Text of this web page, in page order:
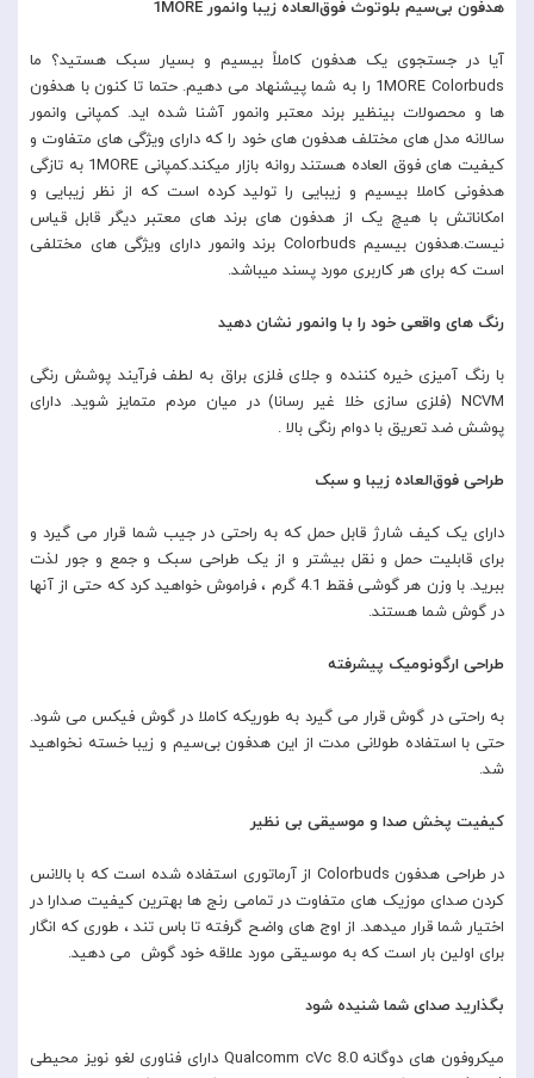
هدفون بی‌سیم بلوتوث فوق‌العاده زیبا وانمور 1MORE
آیا در جستجوی یک هدفون کاملاً بیسیم و بسیار سبک هستید؟ ما
1MORE Colorbuds را به شما پیشنهاد می دهیم. حتما تا کنون با هدفون
ها و محصولات بینظیر برند معتبر وانمور آشنا شده اید. کمپانی وانمور
سالانه مدل های مختلف هدفون های خود را که دارای ویژگی های متفاوت و
کیفیت های فوق العاده هستند روانه بازار میکند.کمپانی 1MORE به تازگی
هدفونی کاملا بیسیم و زیبایی را تولید کرده است که از نظر زیبایی و
امکاناتش با هیچ یک از هدفون های برند های معتبر دیگر قابل قیاس
نیست.هدفون بیسیم Colorbuds برند وانمور دارای ویژگی های مختلفی
است که برای هر کاربری مورد پسند میباشد.
رنگ های واقعی خود را با وانمور نشان دهید
با رنگ آمیزی خیره کننده و جلای فلزی براق به لطف فرآیند پوشش رنگی
NCVM (فلزی سازی خلا غیر رسانا) در میان مردم متمایز شوید. دارای
پوشش ضد تعریق با دوام رنگی بالا .
طراحی فوق‌العاده زیبا و سبک
دارای یک کیف شارژ قابل حمل که به راحتی در جیب شما قرار می گیرد و
برای قابلیت حمل و نقل بیشتر و از یک طراحی سبک و جمع و جور لذت
ببرید. با وزن هر گوشی فقط 4.1 گرم ، فراموش خواهید کرد که حتی از آنها
در گوش شما هستند.
طراحی ارگونومیک پیشرفته
به راحتی در گوش قرار می گیرد به طوریکه کاملا در گوش فیکس می شود.
حتی با استفاده طولانی مدت از این هدفون بی‌سیم و زیبا خسته نخواهید
شد.
کیفیت پخش صدا و موسیقی بی نظیر
در طراحی هدفون Colorbuds از آرماتوری استفاده شده است که با بالانس
کردن صدای موزیک های متفاوت در تمامی رنج ها بهترین کیفیت صدارا در
اختیار شما قرار میدهد. از اوج های واضح گرفته تا باس تند ، طوری که انگار
برای اولین بار است که به موسیقی مورد علاقه خود گوش می دهید.
بگذارید صدای شما شنیده شود
میکروفون های دوگانه Qualcomm cVc 8.0 دارای فناوری لغو نویز محیطی